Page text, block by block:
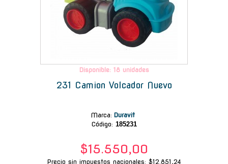
Disponible: 18 unidades
231 Camion Volcador Nuevo
Marca: Duravit
Código: 185231
$15.550,00
Precio sin impuestos nacionales: $12.851,24